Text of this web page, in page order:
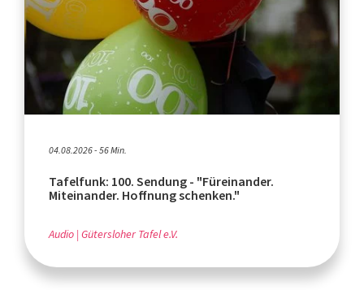
04.08.2026 - 56 Min.
Tafelfunk: 100. Sendung - "Füreinander.
Miteinander. Hoffnung schenken."
Audio Gütersloher Tafel e.V.